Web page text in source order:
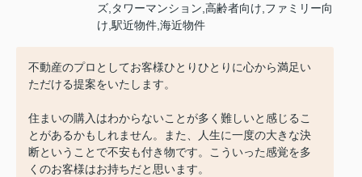
ズ,タワーマンション,高齢者向け,ファミリー向
け,駅近物件,海近物件
不動産のプロとしてお客様ひとりひとりに心から満足い
ただける提案をいたします。
住まいの購入はわからないことが多く難しいと感じるこ
とがあるかもしれません。また、人生に一度の大きな決
断ということで不安も付き物です。こういった感覚を多
くのお客様はお持ちだと思います。